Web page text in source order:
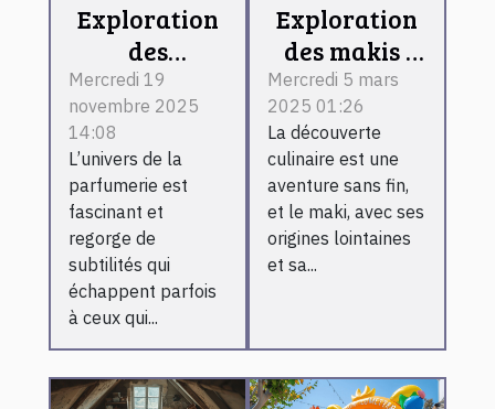
Exploration
des
différences
entre les
types de
parfums
classiques
Mercredi 19
novembre 2025
14:08
L’univers de la
parfumerie est
fascinant et
regorge de
subtilités qui
échappent parfois
à ceux qui...
Exploration
des makis :
ingrédients,
préparation
et conseils
pratiques
Mercredi 5 mars
2025 01:26
La découverte
culinaire est une
aventure sans fin,
et le maki, avec ses
origines lointaines
et sa...